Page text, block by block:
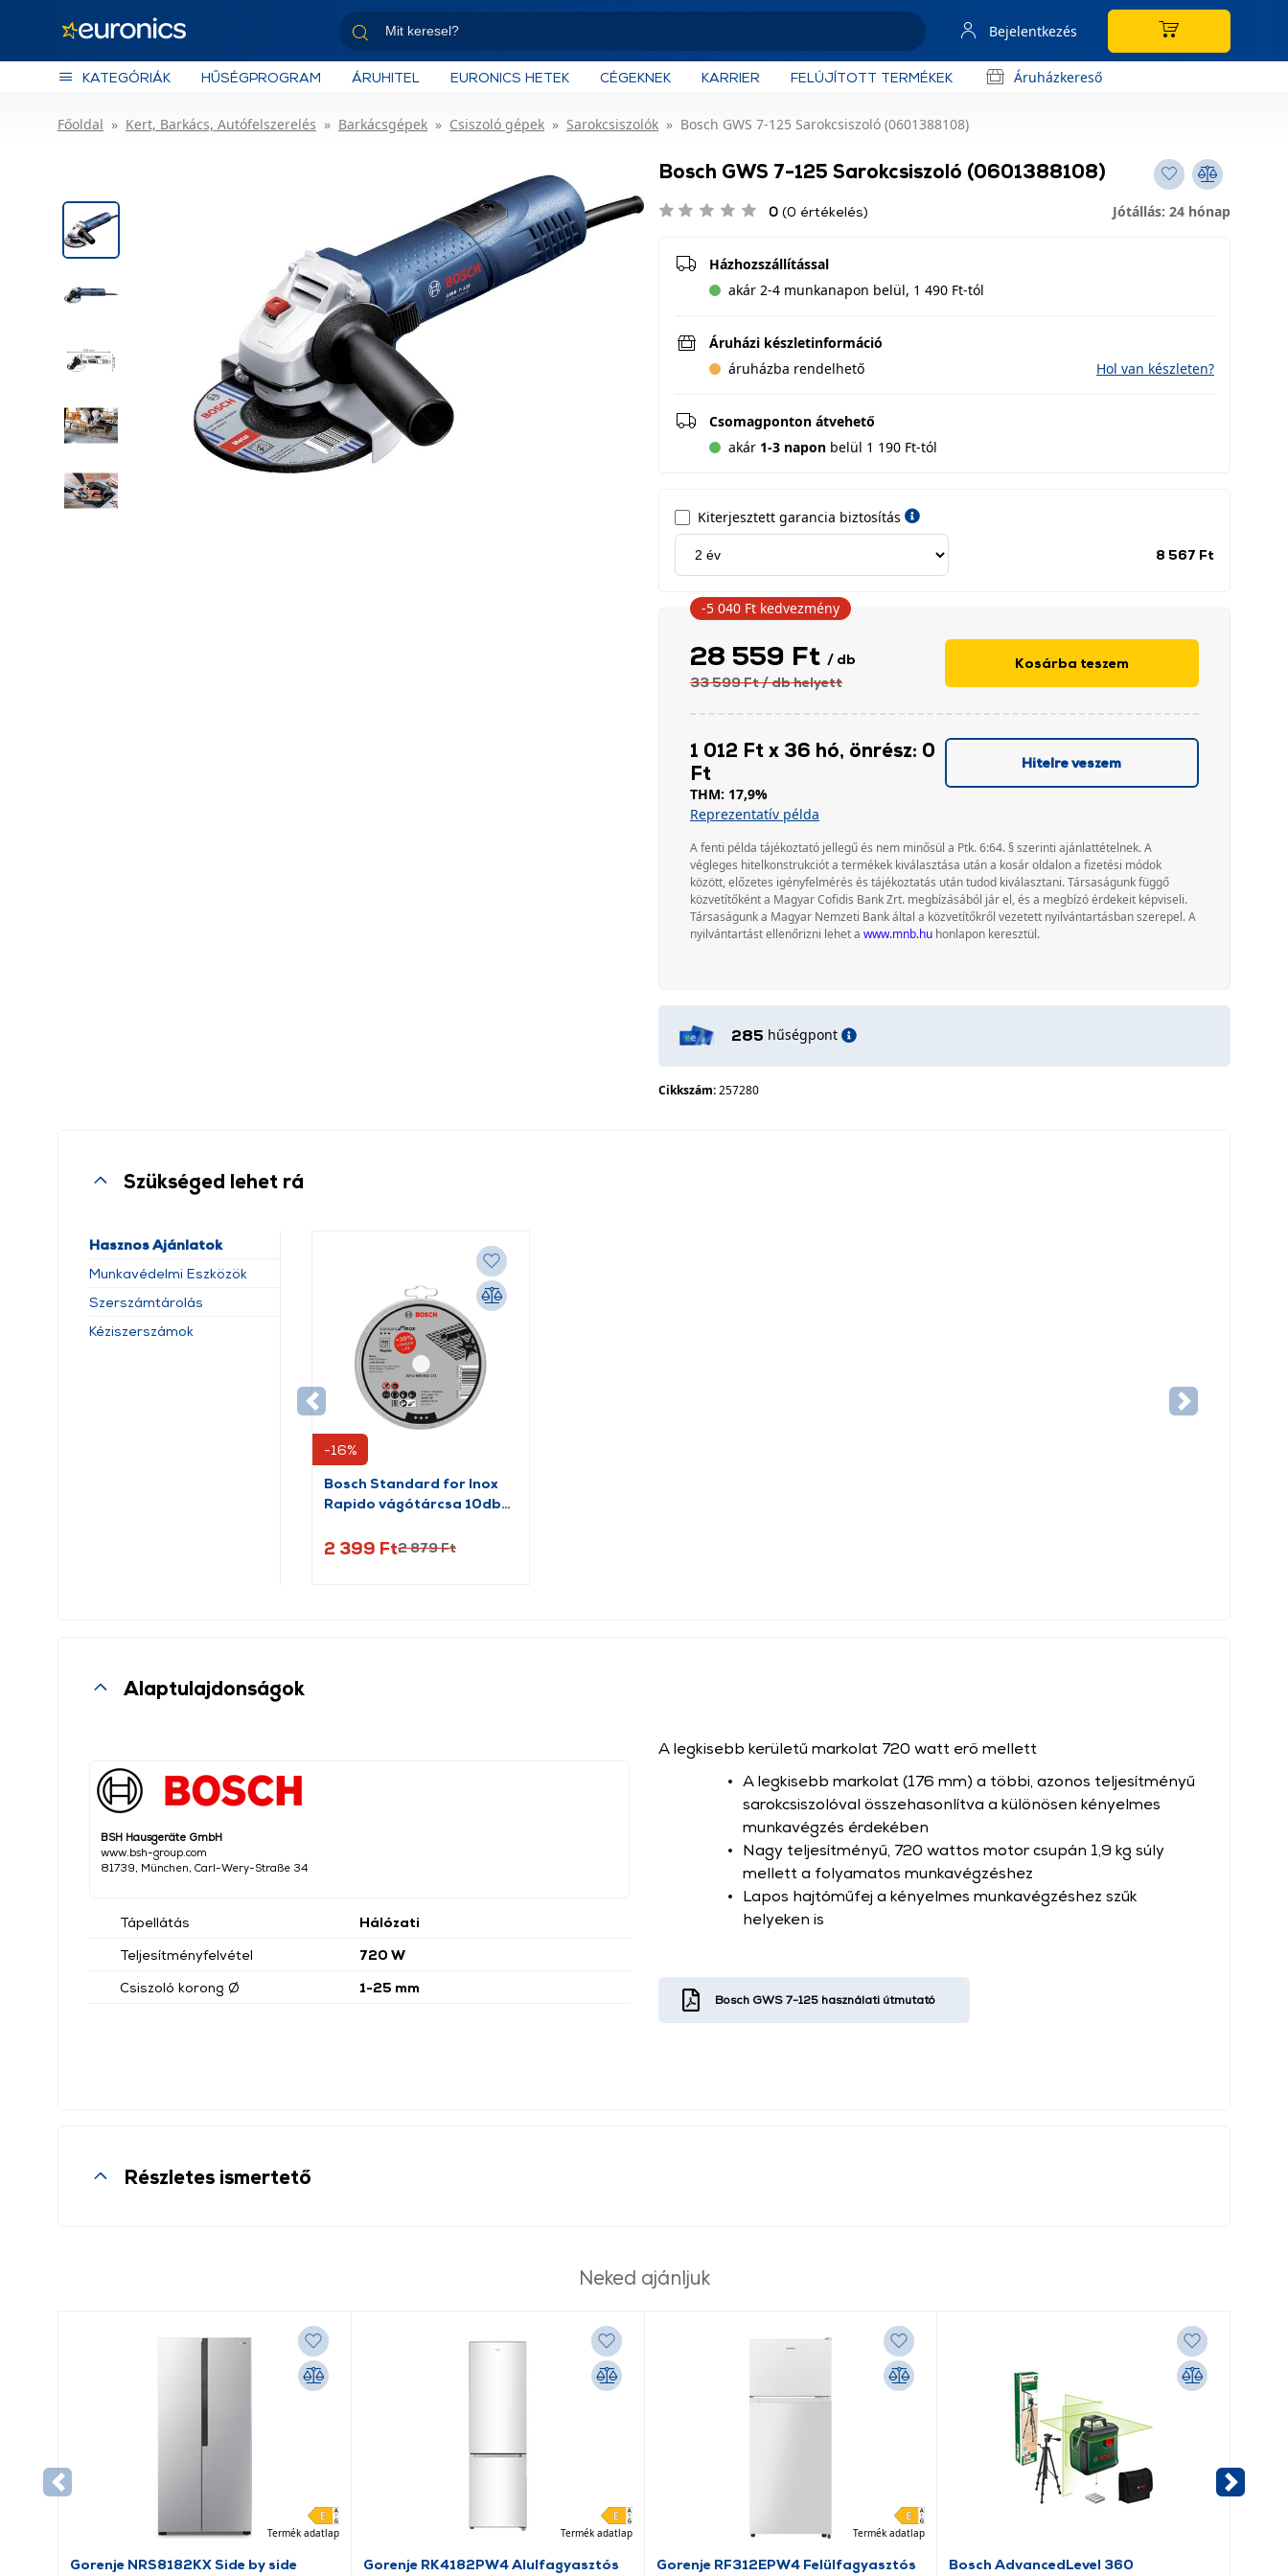
Bejelentkezés
KATEGÓRIÁK HŰSÉGPROGRAM ÁRUHITEL EURONICS HETEK CÉGEKNEK KARRIER FELÚJÍTOTT TERMÉKEK Áruházkereső
Főoldal Kert, Barkács, Autófelszerelés Barkácsgépek Csiszoló gépek Sarokcsiszolók Bosch GWS 7-125 Sarokcsiszoló (0601388108)
Bosch GWS 7-125 Sarokcsiszoló (0601388108)
0 (0 értékelés) Jótállás: 24 hónap
Házhozszállítással
akár 2-4 munkanapon belül, 1 490 Ft-tól
Áruházi készletinformáció
áruházba rendelhető
Hol van készleten?
Csomagponton átvehető
akár 1-3 napon belül 1 190 Ft-tól
Kiterjesztett garancia biztosítás
időszak
8 567 Ft
28 559 Ft / db
33 599 Ft/ dbhelyett
Kosárba teszem
1 012 Ft x 36 hó, önrész: 0
Ft
THM: 17,9%
Reprezentatív példa
Hitelre veszem
A fenti példa tájékoztató jellegű és nem minősül a Ptk. 6:64. § szerinti ajánlattételnek. A
végleges hitelkonstrukciót a termékek kiválasztása után a kosár oldalon a fizetési módok
között, előzetes igényfelmérés és tájékoztatás után tudod kiválasztani. Társaságunk függő
közvetítőként a Magyar Cofidis Bank Zrt. megbízásából jár el, és a megbízó érdekeit képviseli.
Társaságunk a Magyar Nemzeti Bank által a közvetítőkről vezetett nyilvántartásban szerepel. A
nyilvántartást ellenőrizni lehet a www.mnb.hu honlapon keresztül.
-5 040 Ft kedvezmény
285 hűségpont
Cikkszám:257280
Szükséged lehet rá
Hasznos Ajánlatok
Munkavédelmi Eszközök
Szerszámtárolás
Kéziszerszámok
-16%
Bosch Standard for Inox
Rapido vágótárcsa 10db
2 399 Ft2 879 Ft
Alaptulajdonságok
BSH Hausgeräte GmbH
www.bsh-group.com
81739, München, Carl-Wery-Straße 34
Tápellátás
Hálózati
Teljesítményfelvétel
720 W
Csiszoló korong Ø
1-25 mm
A legkisebb kerületű markolat 720 watt erő mellett
A legkisebb markolat (176 mm) a többi, azonos teljesítményű
sarokcsiszolóval összehasonlítva a különösen kényelmes
munkavégzés érdekében
Nagy teljesítményű, 720 wattos motor csupán 1,9 kg súly
mellett a folyamatos munkavégzéshez
Lapos hajtóműfej a kényelmes munkavégzéshez szűk
helyeken is
Bosch GWS 7-125 használati útmutató
Részletes ismertető
Neked ajánljuk
Termék adatlap
Gorenje NRS8182KX Side by side
Termék adatlap
Gorenje RK4182PW4 Alulfagyasztós
Termék adatlap
Gorenje RF312EPW4 Felülfagyasztós
Bosch AdvancedLevel 360